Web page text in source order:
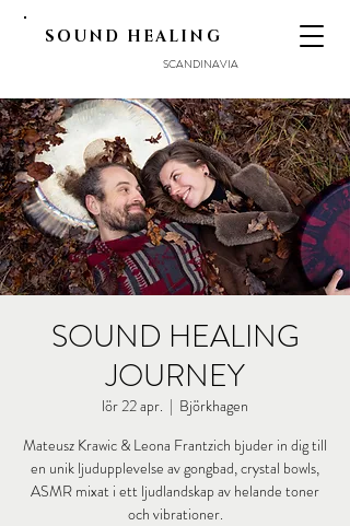
SOUND HEALING
SCANDINAVIA
SOUND HEALING
JOURNEY
lör 22 apr.
  |
Björkhagen
Mateusz Krawic & Leona Frantzich bjuder in dig till
en unik ljudupplevelse av gongbad, crystal bowls,
ASMR mixat i ett ljudlandskap av helande toner
och vibrationer.